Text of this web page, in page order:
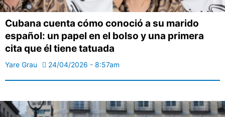
Cubana cuenta cómo conoció a su marido
español: un papel en el bolso y una primera
cita que él tiene tatuada
Yare Grau 24/04/2026 - 8:57am